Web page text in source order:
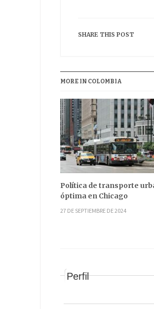
SHARE THIS POST
MORE IN COLOMBIA
Política de transporte
óptima en Chicago
27 DE SEPTIEMBRE DE 2024
Perfil